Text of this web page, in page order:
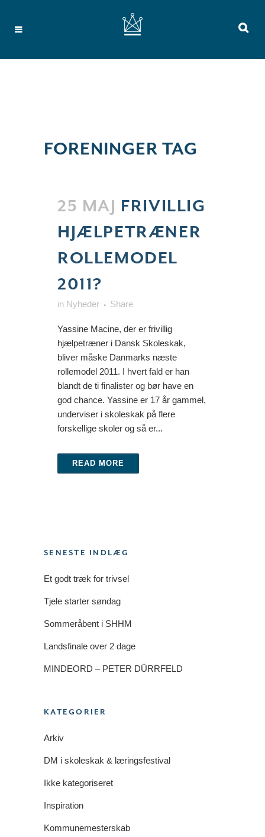
FORENINGER TAG
25 MAJ FRIVILLIG
HJÆLPETRÆNER
ROLLEMODEL
2011?
in Nyheder Share
Yassine Macine, der er frivillig
hjælpetræner i Dansk Skoleskak,
bliver måske Danmarks næste
rollemodel 2011. I hvert fald er han
blandt de ti finalister og bør have en
god chance. Yassine er 17 år gammel,
underviser i skoleskak på flere
forskellige skoler og så er...
READ MORE
SENESTE INDLÆG
Et godt træk for trivsel
Tjele starter søndag
Sommeråbent i SHHM
Landsfinale over 2 dage
MINDEORD – PETER DÜRRFELD
KATEGORIER
Arkiv
DM i skoleskak & læringsfestival
Ikke kategoriseret
Inspiration
Kommunemesterskab